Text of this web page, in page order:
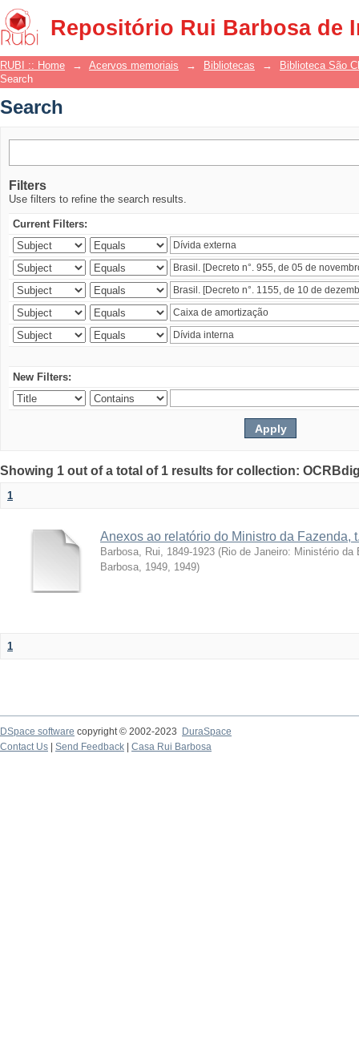
Repositório Rui Barbosa de
Search
RUBI :: Home → Acervos memoriais → Bibliotecas →
Biblioteca São
Search
Search
Filters
Use filters to refine the search results.
Current Filters:
New Filters:
Showing 1 out of a total of 1 results for collection:
1
Anexos ao relatório do Ministro da Fazenda,
Barbosa, Rui, 1849-1923 (Rio de Janeiro: Ministério
Barbosa, 1949, 1949)
1
DSpace software copyright © 2002-2023
DuraSpace
Contact Us
Send Feedback Casa Rui Barbosa